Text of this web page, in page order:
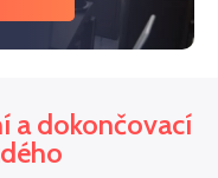
a dokončovací